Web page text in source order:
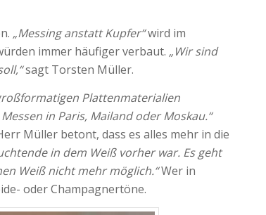
„Messing anstatt Kupfer“wird im
immer häufiger verbaut. „Wir sind
sagt Torsten Müller.
Plattenmaterialien
in Paris, Mailand oder Moskau.“
Müller betont, dass es alles mehr in die
in dem Weiß vorher war. Es geht
Weiß nicht mehr möglich.“Wer in
oder Champagnertöne.